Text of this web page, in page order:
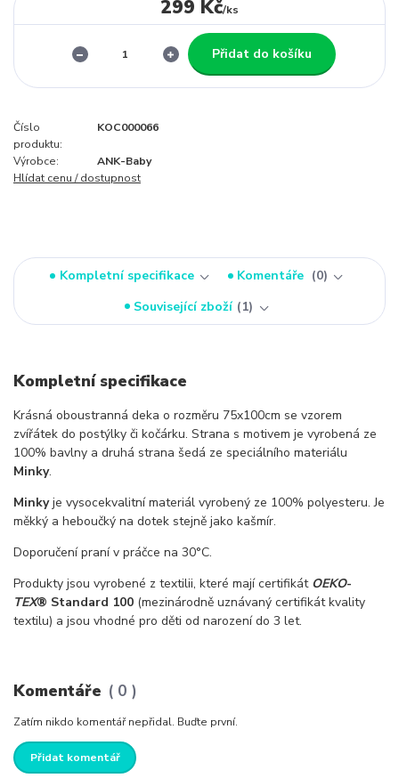
299 Kč/ks
Přidat do košíku
Číslo
produktu:
KOC000066
Výrobce:
ANK-Baby
Hlídat cenu / dostupnost
Kompletní specifikace Komentáře
0
Související zboží
1
Kompletní specifikace
Krásná oboustranná deka o rozměru 75x100cm se vzorem
zvířátek do postýlky či kočárku. Strana s motivem je vyrobená ze
100% bavlny a druhá strana šedá ze speciálního materiálu
Minky.
Minkyje vysocekvalitní materiál vyrobený ze 100% polyesteru. Je
měkký a heboučký na dotek stejně jako kašmír.
Doporučení praní v práčce na 30°C.
Produkty jsou vyrobené z textilii, které mají certifikát OEKO-
TEX® Standard 100 (mezinárodně uznávaný certifikát kvality
textilu) a jsou vhodné pro děti od narození do 3 let.
Komentáře 0
Zatím nikdo komentář nepřidal. Buďte první.
Přidat komentář